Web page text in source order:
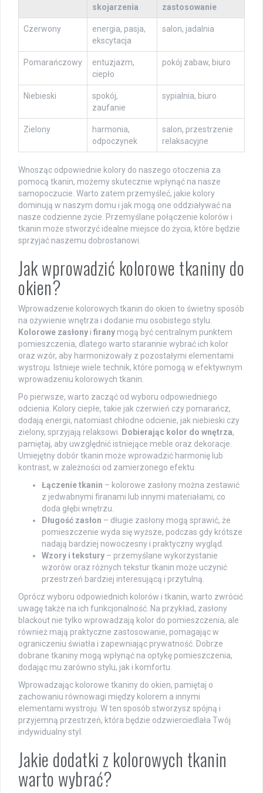
skojarzenia
zastosowanie
Czerwony
energia, pasja,
ekscytacja
salon, jadalnia
Pomarańczowy
entuzjazm,
ciepło
pokój zabaw, biuro
Niebieski
spokój,
zaufanie
sypialnia, biuro
Zielony
harmonia,
odpoczynek
salon, przestrzenie
relaksacyjne
Wnosząc odpowiednie kolory do naszego otoczenia za
pomocą tkanin, możemy skutecznie wpłynąć na nasze
samopoczucie. Warto zatem przemyśleć, jakie kolory
dominują w naszym domu i jak mogą one oddziaływać na
nasze codzienne życie. Przemyślane połączenie kolorów i
tkanin może stworzyć idealne miejsce do życia, które będzie
sprzyjać naszemu dobrostanowi.
Jak wprowadzić kolorowe tkaniny do
okien?
Wprowadzenie kolorowych tkanin do okien to świetny sposób
na ożywienie wnętrza i dodanie mu osobistego stylu.
Kolorowe zasłony i firany mogą być centralnym punktem
pomieszczenia, dlatego warto starannie wybrać ich kolor
oraz wzór, aby harmonizowały z pozostałymi elementami
wystroju. Istnieje wiele technik, które pomogą w efektywnym
wprowadzeniu kolorowych tkanin.
Po pierwsze, warto zacząć od wyboru odpowiedniego
odcienia. Kolory ciepłe, takie jak czerwień czy pomarańcz,
dodają energii, natomiast chłodne odcienie, jak niebieski czy
zielony, sprzyjają relaksowi. Dobierając kolor do wnętrza,
pamiętaj, aby uwzględnić istniejące meble oraz dekoracje.
Umiejętny dobór tkanin może wprowadzić harmonię lub
kontrast, w zależności od zamierzonego efektu.
Łączenie tkanin – kolorowe zasłony można zestawić
z jedwabnymi firanami lub innymi materiałami, co
doda głębi wnętrzu.
Długość zasłon – długie zasłony mogą sprawić, że
pomieszczenie wyda się wyższe, podczas gdy krótsze
nadają bardziej nowoczesny i praktyczny wygląd.
Wzory i tekstury – przemyślane wykorzystanie
wzorów oraz różnych tekstur tkanin może uczynić
przestrzeń bardziej interesującą i przytulną.
Oprócz wyboru odpowiednich kolorów i tkanin, warto zwrócić
uwagę także na ich funkcjonalność. Na przykład, zasłony
blackout nie tylko wprowadzają kolor do pomieszczenia, ale
również mają praktyczne zastosowanie, pomagając w
ograniczeniu światła i zapewniając prywatność. Dobrze
dobrane tkaniny mogą wpłynąć na optykę pomieszczenia,
dodając mu zarówno stylu, jak i komfortu.
Wprowadzając kolorowe tkaniny do okien, pamiętaj o
zachowaniu równowagi między kolorem a innymi
elementami wystroju. W ten sposób stworzysz spójną i
przyjemną przestrzeń, która będzie odzwierciedlała Twój
indywidualny styl.
Jakie dodatki z kolorowych tkanin
warto wybrać?